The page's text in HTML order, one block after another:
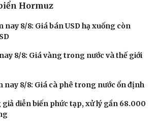
Hormuz
nay 8/8: Giá bán USD hạ xuống còn
8/8: Giá vàng trong nước và thế giới
nay 8/8: Giá cà phê trong nước ổn định
diễn biến phức tạp, xử lý gần 68.000